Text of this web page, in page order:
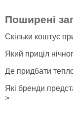
Поширені
Скільки коштує
Який приціл
Де придбати
Які бренди
>